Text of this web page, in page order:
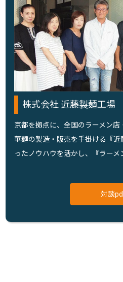
株式会社 近藤製麺工場
京都を拠点に、全国のラーメン
華麺の製造・販売を手掛ける『
ったノウハウを活かし、『ラー
対談